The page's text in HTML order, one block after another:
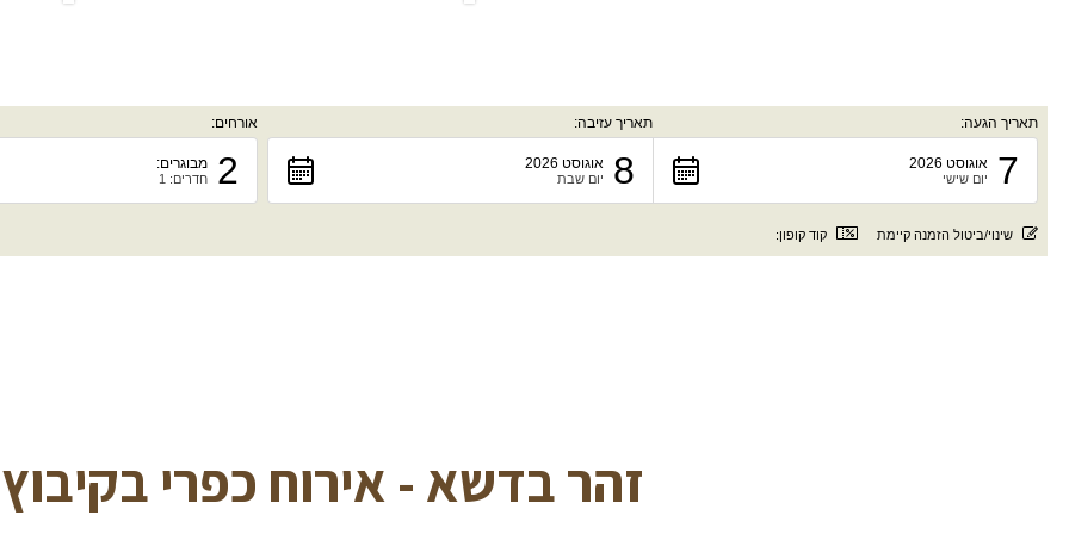
תאריך הגעה:
7 אוגוסט 2026
יום שישי
תאריך עזיבה:
8 אוגוסט 2026
יום שבת
אורחים:
2 מבוגרים:
חדרים: 1
קוד קופון: שינוי/ביטול הזמנה קיימת
זהר בדשא - אירוח כפרי